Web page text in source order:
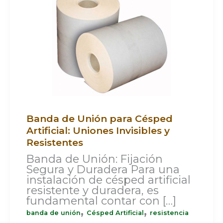
Banda de Unión para Césped
Artificial: Uniones Invisibles y
Resistentes
Banda de Unión: Fijación
Segura y Duradera Para una
instalación de césped artificial
resistente y duradera, es
fundamental contar con […]
banda de unión, Césped Artificial , resistencia
Unión
Césped
Artificial:
Uniones
Invisibles
Resistentes